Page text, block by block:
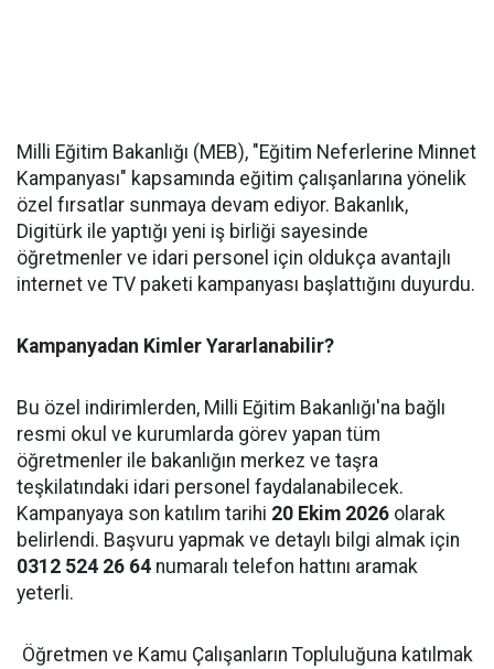
Milli Eğitim Bakanlığı (MEB), "Eğitim Neferlerine Minnet
Kampanyası" kapsamında eğitim çalışanlarına yönelik
özel fırsatlar sunmaya devam ediyor. Bakanlık,
Digitürk ile yaptığı yeni iş birliği sayesinde
öğretmenler ve idari personel için oldukça avantajlı
internet ve TV paketi kampanyası başlattığını duyurdu.
Kampanyadan Kimler Yararlanabilir?
Bu özel indirimlerden, Milli Eğitim Bakanlığı'na bağlı
resmi okul ve kurumlarda görev yapan tüm
öğretmenler ile bakanlığın merkez ve taşra
teşkilatındaki idari personel faydalanabilecek.
Kampanyaya son katılım tarihi 20 Ekim 2026 olarak
belirlendi. Başvuru yapmak ve detaylı bilgi almak için
0312 524 26 64 numaralı telefon hattını aramak
yeterli.
Öğretmen ve Kamu Çalışanların Topluluğuna katılmak